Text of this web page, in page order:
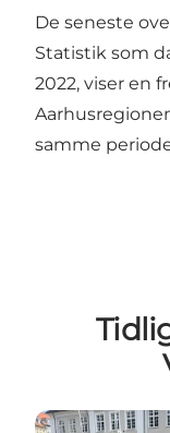
De seneste
Statistik som
2022, viser en
samme